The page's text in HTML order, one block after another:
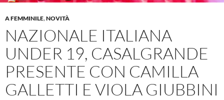
A FEMMINILE,NOVITÀ
NAZIONALE ITALIANA
UNDER 19, CASALGRANDE
PRESENTE CON CAMILLA
GALLETTI E VIOLA GIUBBINI